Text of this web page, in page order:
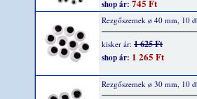
shop ár: 745 Ft
Rezgőszemek ø 40 mm, 10
kisker ár: 1 625 Ft
shop ár: 1 265 Ft
Rezgőszemek ø 30 mm, 10